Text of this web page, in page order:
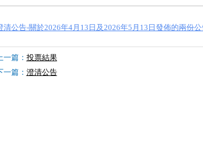
清公告-關於2026年4月13日及2026年5月13日發佈的兩份公
一篇： 投票結果
一篇： 澄清公告